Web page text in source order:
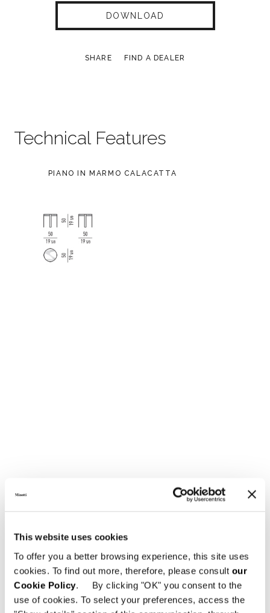
This website uses cookies
To offer you a better browsing experience, this site uses
cookies. To find out more, therefore, please consult our
Cookie Policy. By clicking "OK" you consent to the
use of cookies. To select your preferences, access the
DOWNLOAD
SHARE FIND A DEALER
Technical Features
PIANO IN MARMO CALACATTA